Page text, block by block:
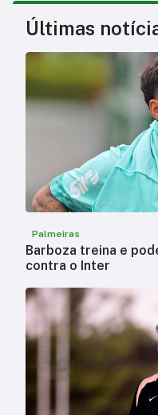
Últimas
Palmeiras
Barboza treina e
contra o Inter